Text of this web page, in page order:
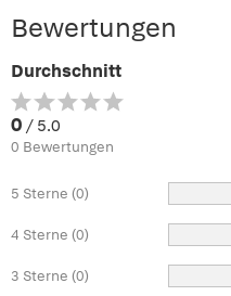
Bewertungen
Durchschnitt
0 / 5.0
0 Bewertungen
5 Sterne (0)
4 Sterne (0)
3 Sterne (0)